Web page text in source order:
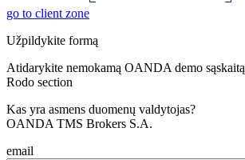
go to client zone
Užpildykite formą
Atidarykite nemokamą OANDA demo sąskaitą
Rodo section
Kas yra asmens duomenų valdytojas?
OANDA TMS Brokers S.A.
email